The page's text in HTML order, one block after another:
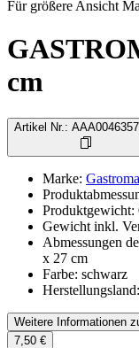
Für größere Ansicht
cm
Artikel Nr. :
Marke:
Produktgewicht:
Gewicht inkl.
Abmessungen
x 27 cm
Farbe: schwarz
Herstellungsland:
Weitere Informationen
7,50 €